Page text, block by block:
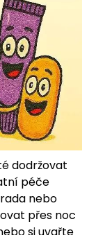
dodržovat
péče
nebo
přes noc
si uvařte